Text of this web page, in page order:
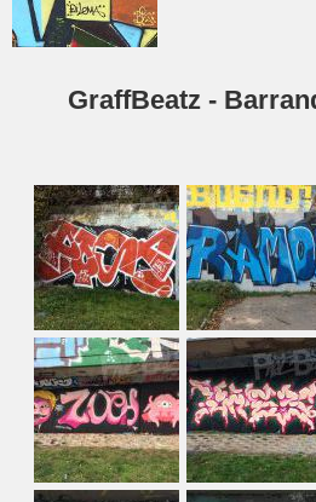
GraffBeatz -